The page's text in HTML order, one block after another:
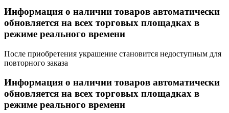
Информация о наличии товаров автоматически
обновляется на всех торговых площадках в
режиме реального времени
После приобретения украшение становится недоступным для
повторного заказа
Информация о наличии товаров автоматически
обновляется на всех торговых площадках в
режиме реального времени